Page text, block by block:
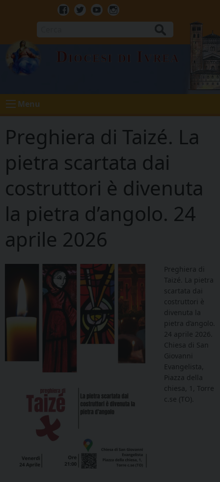
Facebook
TwitterYoutubeInstagram
Diocesi di Ivrea
Menu
Preghiera di Taizé. La
pietra scartata dai
costruttori è divenuta
la pietra d’angolo. 24
aprile 2026
Preghiera di
Taizé. La pietra
scartata dai
costruttori è
divenuta la
pietra d’angolo.
24 aprile 2026.
Chiesa di San
Giovanni
Evangelista,
Piazza della
chiesa, 1, Torre
c.se (TO).